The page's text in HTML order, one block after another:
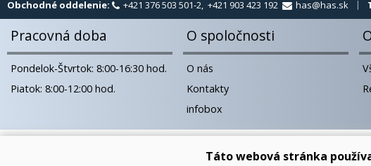
Obchodné oddelenie: +421 376 503 501-2, +421 903 423 192 has@has.sk
Pracovná doba
Pondelok-Štvrtok: 8:00-16:30 hod.
Piatok: 8:00-12:00 hod.
O spoločnosti
O nás
Kontakty
infobox
Táto webová stránka